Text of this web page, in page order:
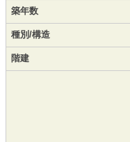
築年数
種別/構造
階建